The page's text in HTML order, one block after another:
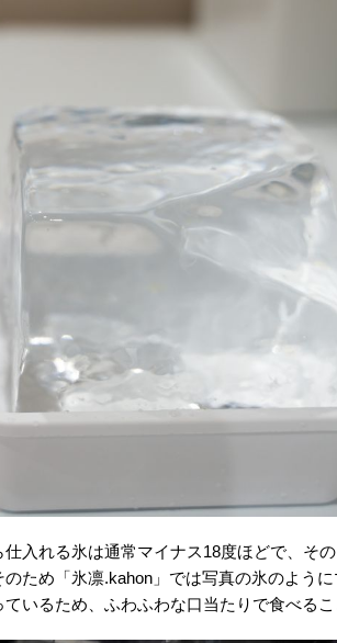
入れる氷は通常マイナス18度ほどで、そ
ため「氷凛.kahon」では写真の氷のよう
いるため、ふわふわな口当たりで食べるこ